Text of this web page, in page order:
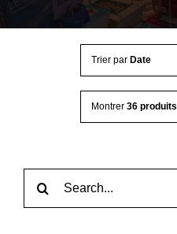
CONTACT
Trier par Date
Montrer 36 produits